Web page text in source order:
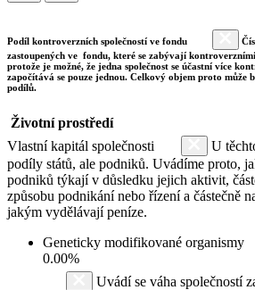
Podíl kontroverzních společností ve fondu
zastoupených ve fondu, které se zabývají
protože je možné, že jedna společnost se účastní více
započítává se pouze jednou. Celkový objem proto může
podílů.
Životní prostředí
Vlastní kapitál společnosti
U
podíly států, ale podniků. Uvádíme proto,
podniků týkají v důsledku jejich aktivit,
způsobu podnikání nebo řízení a částečně
jakým vydělávají peníze.
Geneticky modifikované organismy
0.00%
Uvádí se váha společností